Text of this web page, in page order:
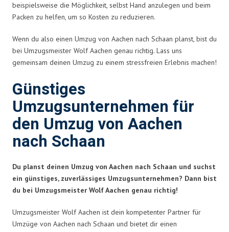
beispielsweise die Möglichkeit, selbst Hand anzulegen und beim
Packen zu helfen, um so Kosten zu reduzieren.
Wenn du also einen Umzug von Aachen nach Schaan planst, bist du
bei Umzugsmeister Wolf Aachen genau richtig. Lass uns
gemeinsam deinen Umzug zu einem stressfreien Erlebnis machen!
Günstiges
Umzugsunternehmen für
den Umzug von Aachen
nach Schaan
Du planst deinen Umzug von Aachen nach Schaan und suchst
ein günstiges, zuverlässiges Umzugsunternehmen? Dann bist
du bei Umzugsmeister Wolf Aachen genau richtig!
Umzugsmeister Wolf Aachen ist dein kompetenter Partner für
Umzüge von Aachen nach Schaan und bietet dir einen